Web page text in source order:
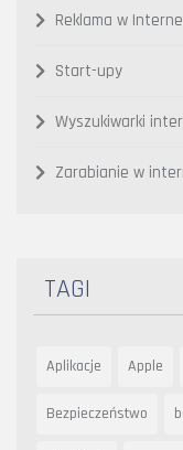
Reklama w
Start-upy
Wyszukiwarki
Zarabianie w
TAGI
Aplikacje Apple
Bezpieczeństwo